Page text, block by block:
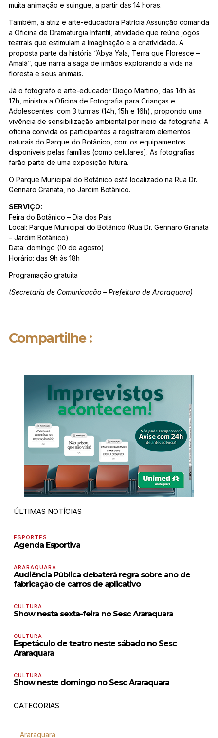
muita animação e suingue, a partir das 14 horas.
Também, a atriz e arte-educadora Patrícia Assunção comanda
a Oficina de Dramaturgia Infantil, atividade que reúne jogos
teatrais que estimulam a imaginação e a criatividade. A
proposta parte da história “Abya Yala, Terra que Floresce –
Amalá”, que narra a saga de irmãos explorando a vida na
floresta e seus animais.
Já o fotógrafo e arte-educador Diogo Martino, das 14h às
17h, ministra a Oficina de Fotografia para Crianças e
Adolescentes, com 3 turmas (14h, 15h e 16h), propondo uma
vivência de sensibilização ambiental por meio da fotografia. A
oficina convida os participantes a registrarem elementos
naturais do Parque do Botânico, com os equipamentos
disponíveis pelas famílias (como celulares). As fotografias
farão parte de uma exposição futura.
O Parque Municipal do Botânico está localizado na Rua Dr.
Gennaro Granata, no Jardim Botânico.
SERVIÇO:
Feira do Botânico – Dia dos Pais
Local: Parque Municipal do Botânico (Rua Dr. Gennaro Granata
– Jardim Botânico)
Data: domingo (10 de agosto)
Horário: das 9h às 18h
Programação gratuita
(Secretaria de Comunicação – Prefeitura de Araraquara)
Compartilhe :
ÚLTIMAS NOTÍCIAS
ESPORTES
Agenda Esportiva
ARARAQUARA
Audiência Pública debaterá regra sobre ano de
fabricação de carros de aplicativo
CULTURA
Show nesta sexta-feira no Sesc Araraquara
CULTURA
Espetáculo de teatro neste sábado no Sesc
Araraquara
CULTURA
Show neste domingo no Sesc Araraquara
CATEGORIAS
Araraquara